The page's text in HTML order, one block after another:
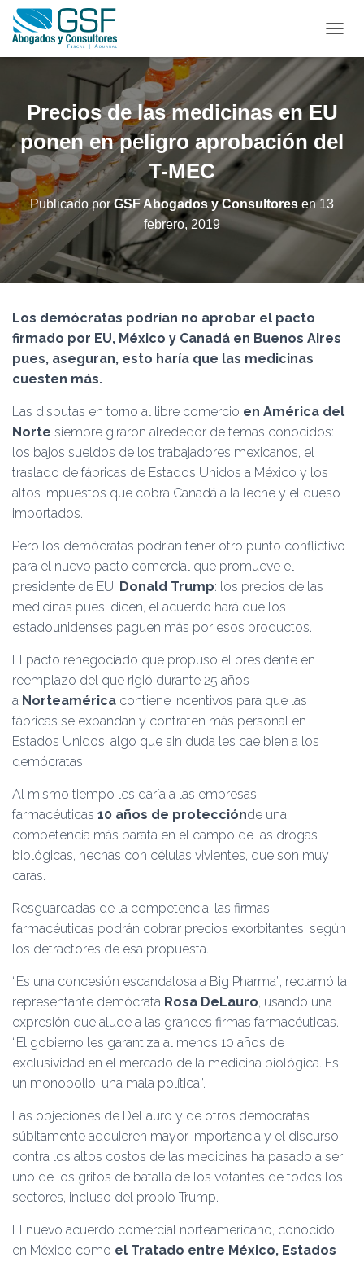
A
M
I
A
R
M
D
E
N
A
V
C
Precios de las medicinas en EU
ponen en peligro aprobación del
T-MEC
Publicado porGSF Abogados y Consultores en13
febrero, 2019
Los demócratas podrían no aprobar el pacto
firmado por EU, México y Canadá en Buenos Aires
pues, aseguran, esto haría que las medicinas
cuesten más.
Las disputas en torno al libre comercio en América del
Norte siempre giraron alrededor de temas conocidos:
los bajos sueldos de los trabajadores mexicanos, el
traslado de fábricas de Estados Unidos a México y los
altos impuestos que cobra Canadá a la leche y el queso
importados.
Pero los demócratas podrían tener otro punto conflictivo
para el nuevo pacto comercial que promueve el
presidente de EU, Donald Trump: los precios de las
medicinas pues, dicen, el acuerdo hará que los
estadounidenses paguen más por esos productos.
El pacto renegociado que propuso el presidente en
reemplazo del que rigió durante 25 años
a Norteamérica contiene incentivos para que las
fábricas se expandan y contraten más personal en
Estados Unidos, algo que sin duda les cae bien a los
demócratas.
Al mismo tiempo les daría a las empresas
farmacéuticas 10 años de protecciónde una
competencia más barata en el campo de las drogas
biológicas, hechas con células vivientes, que son muy
caras.
Resguardadas de la competencia, las firmas
farmacéuticas podrán cobrar precios exorbitantes, según
los detractores de esa propuesta.
“Es una concesión escandalosa a Big Pharma”, reclamó la
representante demócrata Rosa DeLauro, usando una
expresión que alude a las grandes firmas farmacéuticas.
“El gobierno les garantiza al menos 10 años de
exclusividad en el mercado de la medicina biológica. Es
un monopolio, una mala política”.
Las objeciones de DeLauro y de otros demócratas
súbitamente adquieren mayor importancia y el discurso
contra los altos costos de las medicinas ha pasado a ser
uno de los gritos de batalla de los votantes de todos los
sectores, incluso del propio Trump.
El nuevo acuerdo comercial norteamericano, conocido
en México como el Tratado entre México, Estados